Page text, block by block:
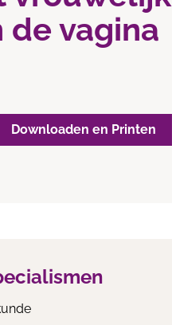
de vagina
Downloaden en Printen